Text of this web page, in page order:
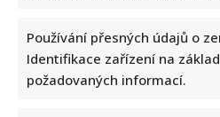
Používání přesných údajů o
Identifikace zařízení na
požadovaných informací.